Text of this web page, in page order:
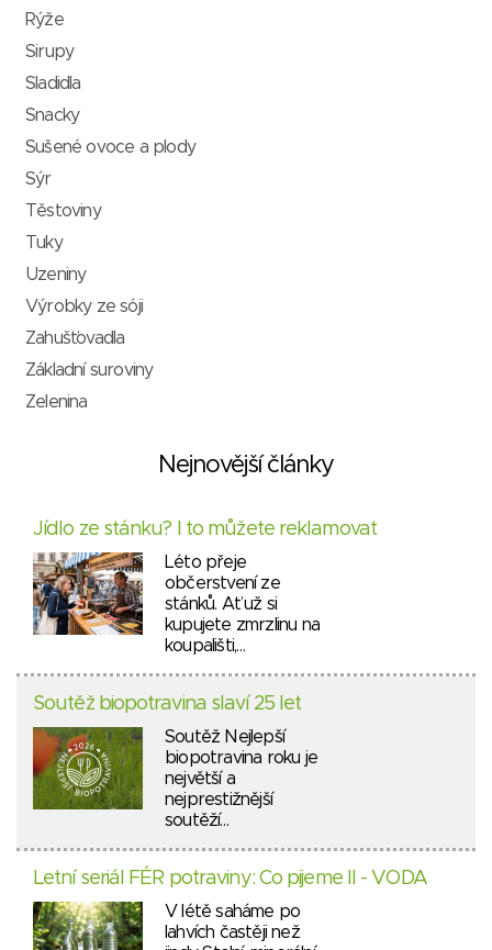
Rýže
Sirupy
Sladidla
Snacky
Sušené ovoce a plody
Sýr
Těstoviny
Tuky
Uzeniny
Výrobky ze sóji
Zahušťovadla
Základní suroviny
Zelenina
Nejnovější články
Jídlo ze stánku? I to můžete reklamovat
Léto přeje
občerstvení ze
stánků. Ať už si
kupujete zmrzlinu na
koupališti,…
Soutěž biopotravina slaví 25 let
Soutěž Nejlepší
biopotravina roku je
největší a
nejprestižnější
soutěží…
Letní seriál FÉR potraviny: Co pijeme II - VODA
V létě saháme po
lahvích častěji než